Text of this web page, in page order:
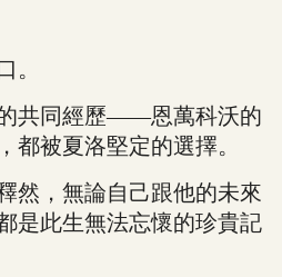
同經歷——恩萬科沃的
都被夏洛堅定的選擇。
，無論自己跟他的未來
是此生無法忘懷的珍貴記